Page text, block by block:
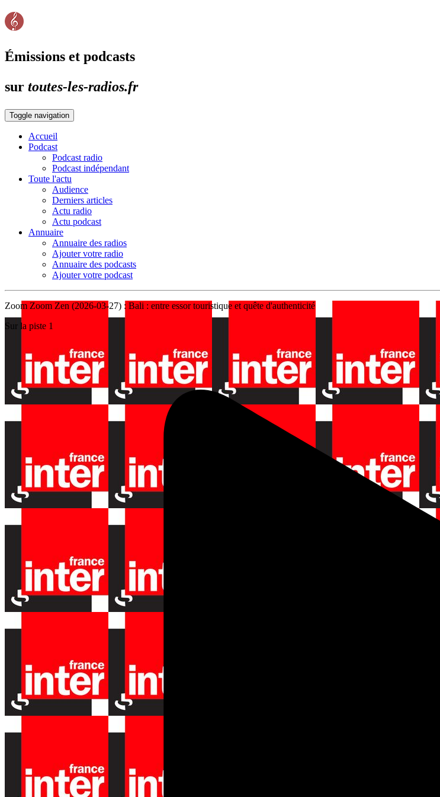
Émissions et podcasts
sur toutes-les-radios.fr
Toggle navigation
Accueil
Podcast
Podcast radio
Podcast indépendant
Toute l'actu
Audience
Derniers articles
Actu radio
Actu podcast
Annuaire
Annuaire des radios
Ajouter votre radio
Annuaire des podcasts
Ajouter votre podcast
Zoom Zoom Zen (2026-03-27) : Bali : entre essor touristique et quête d'authenticité
Sur la piste 1